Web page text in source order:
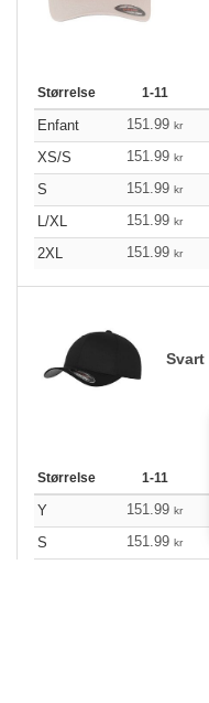
Størrelse 1-11
Enfant 151.99 kr
XS/S
151.99 kr
S
151.99 kr
L/XL
151.99 kr
2XL
151.99 kr
Svart
Størrelse 1-11
Y 151.99 kr
S
151.99 kr